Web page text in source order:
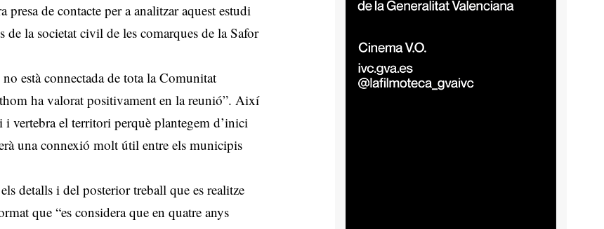
de contacte per a analitzar aquest estudi
de la societat civil de les comarques de la Safor
està connectada de tota la Comunitat
ha valorat positivament en la reunió”. Així
i vertebra el territori perquè plantegem d’inici
una connexió molt útil entre els municipis
detalls i del posterior treball que es realitze
que “es considera que en quatre anys